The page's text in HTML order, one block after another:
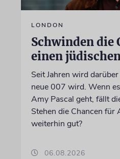
LONDON
Schwinden die
einen
Seit Jahren wird
neue 007 wird. Wenn
Amy Pascal geht, fällt
Stehen die Chancen für
weiterhin gut?
06.08.2026